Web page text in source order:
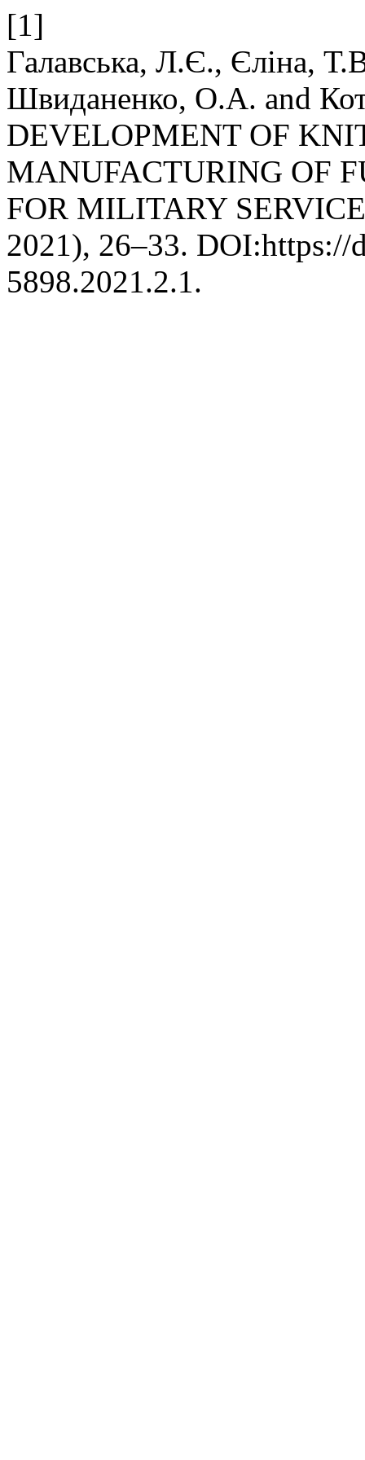
[1]
Галавська, Л.Є., Єліна,
Швиданенко, О.А. and
DEVELOPMENT OF
MANUFACTURING OF
FOR MILITARY
2021), 26–33. DOI:https://
5898.2021.2.1.